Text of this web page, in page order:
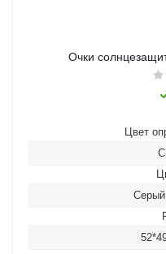
Очки
Цвет
Серый